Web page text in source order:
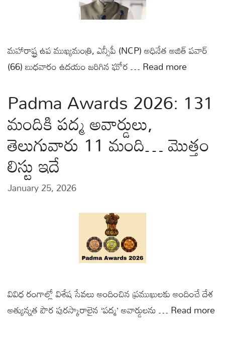
మహారాష్ట్ర ఉప ముఖ్యమంత్రి, ఎన్సీపీ (NCP) అధినేత అజిత్ పవార్
(66) బుధవారం ఉదయం జరిగిన ఘోర …Read more
Padma Awards 2026: 131
మందికి పద్మ అవార్డులు,
తెలుగువారు 11 మంది… మొత్తం
లిస్టు ఇదే
January 25, 2026
వివిధ రంగాల్లో విశేష సేవలు అందించిన ప్రముఖులకు అందించే దేశ
అత్యున్నత పౌర పురస్కారాలైన ‘పద్మ’ అవార్డులను …Read more